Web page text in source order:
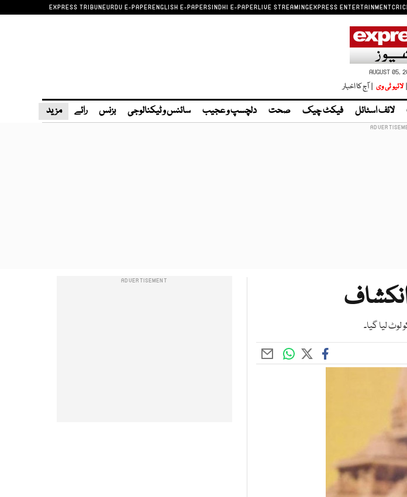
EXPRESS TRIBUNEURDU E-PAPERENGLISH E-PAPERSINDHI E-PAPERLIVE STREAMINGEXPRESS ENTERTAINMENT
AUGUST 05,
لائیو ٹی وی | آج کا اخبار
لائف اسٹائل فیکٹ چیک صحت دلچسپ و عجیب سائنس و ٹیکنالوجی بزنس رائے مزید
لیا گیا۔